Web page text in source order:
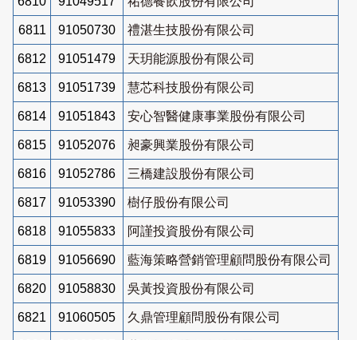
6811 91050730 禮湛生技股份有限公司
6812 91051479 天玥能源股份有限公司
6813 91051739 慧芯科技股份有限公司
6814 91051843 安心智醫健康事業股份有限公司
6815 91052076 昶豪興業股份有限公司
6816 91052786 三橋建設股份有限公司
6817 91053390 樹仔股份有限公司
6818 91055833 阿謹投資股份有限公司
6819 91056690 藍海策略營銷管理顧問股份有限公司
6820 91058830 吳黃投資股份有限公司
6821 91060505 久鼎管理顧問股份有限公司